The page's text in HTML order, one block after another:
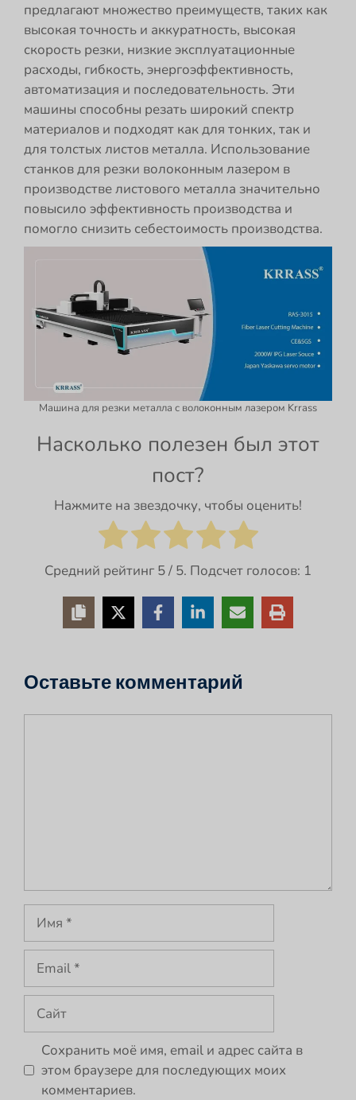
предлагают множество преимуществ, таких как
высокая точность и аккуратность, высокая
скорость резки, низкие эксплуатационные
расходы, гибкость, энергоэффективность,
автоматизация и последовательность. Эти
машины способны резать широкий спектр
материалов и подходят как для тонких, так и
для толстых листов металла. Использование
станков для резки волоконным лазером в
производстве листового металла значительно
повысило эффективность производства и
помогло снизить себестоимость производства.
Машина для резки металла с волоконным лазером Krrass
Насколько полезен был этот
пост?
Нажмите на звездочку, чтобы оценить!
Средний рейтинг 5/ 5. Подсчет голосов: 1
Оставьте комментарий
Имя
Email
Сайт
Сохранить моё имя, email и адрес сайта в
этом браузере для последующих моих
комментариев.